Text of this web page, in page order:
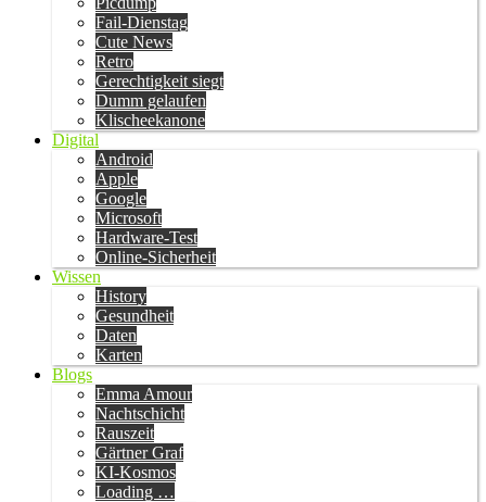
Fail-Dienstag
Cute News
Retro
Gerechtigkeit siegt
Dumm gelaufen
Klischeekanone
Digital
Android
Apple
Google
Microsoft
Hardware-Test
Online-Sicherheit
Wissen
History
Gesundheit
Daten
Karten
Blogs
Emma Amour
Nachtschicht
Rauszeit
Gärtner Graf
KI-Kosmos
Loading …